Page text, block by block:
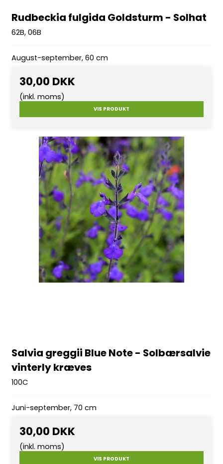
Rudbeckia fulgida Goldsturm - Solhat
62B, 06B
August-september, 60 cm
30,00 DKK
(inkl. moms)
VIS PRODUKT
Salvia greggii Blue Note - Solbærsalvie
vinterly kræves
100C
Juni-september, 70 cm
30,00 DKK
(inkl. moms)
VIS PRODUKT